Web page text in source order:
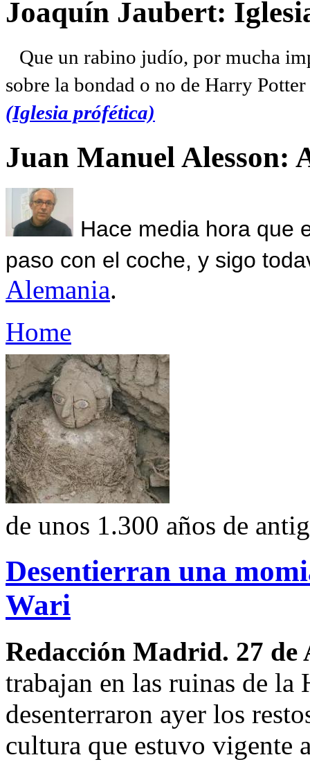
Joaquín Jaubert:
Que un rabino judío, por mucha
sobre la bondad o no de Harry
(Iglesia prófética)
Juan Manuel Alesson:
Hace media hora que
paso con el coche, y sigo
Alemania.
Home
de unos 1.300 años de
Desentierran una
Wari
Redacción Madrid. 27 de
trabajan en las ruinas de la
desenterraron ayer los
cultura que estuvo vigente